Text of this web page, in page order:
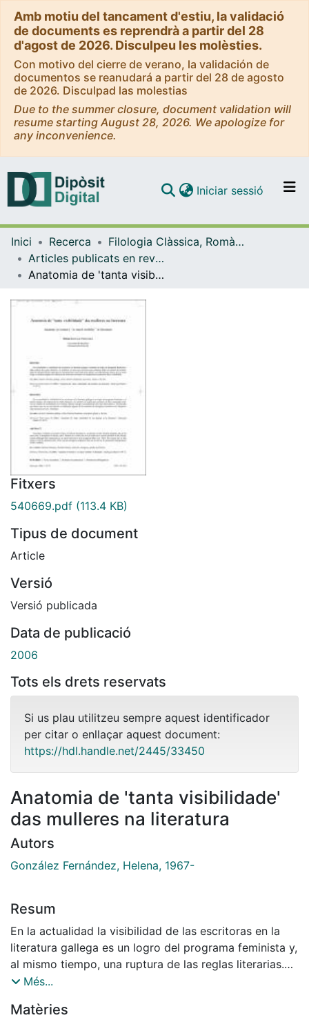
Amb motiu del tancament d'estiu, la validació
de documents es reprendrà a partir del 28
d'agost de 2026. Disculpeu les molèsties.
Con motivo del cierre de verano, la validación de
documentos se reanudará a partir del 28 de agosto
de 2026. Disculpad las molestias
Due to the summer closure, document validation will
resume starting August 28, 2026. We apologize for
any inconvenience.
Navega per tot el DD
Com publicar
Contacte
Iniciar sessió (current)
Inici Recerca
Filologia Clàssica, Romànica i Semítica
Articles publicats en revistes (Filologia Clàssica, Romànica i Semítica)
Anatomia de 'tanta visibilidade' das mulleres na literatura
Fitxers
540669.pdf (113.4 KB)
Tipus de document
Article
Versió
Versió publicada
Data de publicació
2006
Tots els drets reservats
Si us plau utilitzeu sempre aquest identificador
per citar o enllaçar aquest document:
https://hdl.handle.net/2445/33450
Anatomia de 'tanta visibilidade'
das mulleres na literatura
Autors
González Fernández, Helena, 1967-
Resum
En la actualidad la visibilidad de las escritoras en la
literatura gallega es un logro del programa feminista y,
al mismo tiempo, una ruptura de las reglas literarias.
Las mujeres en cuanto que escritoras no han
sistema literario aunque sus propuestas sean más
Més...
Matèries